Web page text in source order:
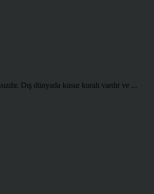
Dış dünyada kusur kuralı vardır ve ...